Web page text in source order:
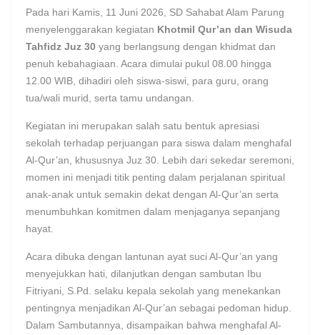
Pada hari Kamis, 11 Juni 2026, SD Sahabat Alam Parung
menyelenggarakan kegiatan Khotmil Qur’an dan Wisuda
Tahfidz Juz 30 yang berlangsung dengan khidmat dan
penuh kebahagiaan. Acara dimulai pukul 08.00 hingga
12.00 WIB, dihadiri oleh siswa-siswi, para guru, orang
tua/wali murid, serta tamu undangan.
Kegiatan ini merupakan salah satu bentuk apresiasi
sekolah terhadap perjuangan para siswa dalam menghafal
Al-Qur’an, khususnya Juz 30. Lebih dari sekedar seremoni,
momen ini menjadi titik penting dalam perjalanan spiritual
anak-anak untuk semakin dekat dengan Al-Qur’an serta
menumbuhkan komitmen dalam menjaganya sepanjang
hayat.
Acara dibuka dengan lantunan ayat suci Al-Qur’an yang
menyejukkan hati, dilanjutkan dengan sambutan Ibu
Fitriyani, S.Pd. selaku kepala sekolah yang menekankan
pentingnya menjadikan Al-Qur’an sebagai pedoman hidup.
Dalam Sambutannya, disampaikan bahwa menghafal Al-